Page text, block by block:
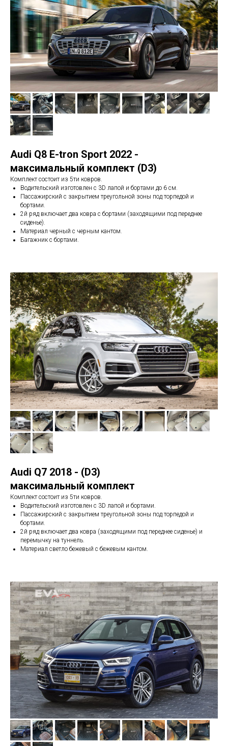
Audi Q8 E-tron Sport 2022 -
максимальный комплект (D3)
Комплект состоит из 5ти ковров.
Водительский изготовлен с 3D лапой и бортами до 6 см.
Пассажирский с закрытием треугольной зоны под торпедой и
бортами.
2й ряд включает два ковра с бортами (заходящими под переднее
сиденье).
Материал черный с черным кантом.
Багажник с бортами.
Audi Q7 2018 - (D3)
максимальный комплект
Комплект состоит из 5ти ковров.
Водительский изготовлен с 3D лапой и бортами.
Пассажирский с закрытием треугольной зоны под торпедой и
бортами.
2й ряд включает два ковра (заходящими под переднее сиденье) и
перемычку на туннель.
Материал светло бежевый с бежевым кантом.